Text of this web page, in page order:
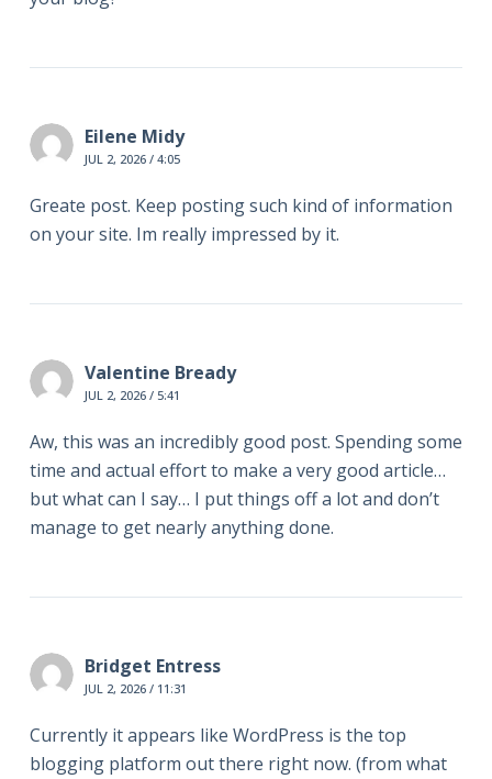
Eilene Midy
JUL 2, 2026 / 4:05
Greate post. Keep posting such kind of information
on your site. Im really impressed by it.
Valentine Bready
JUL 2, 2026 / 5:41
Aw, this was an incredibly good post. Spending some
time and actual effort to make a very good article…
but what can I say… I put things off a lot and don’t
manage to get nearly anything done.
Bridget Entress
JUL 2, 2026 / 11:31
Currently it appears like WordPress is the top
blogging platform out there right now. (from what